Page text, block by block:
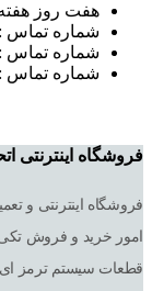
هفت روز هفته ، ۲۴ ساعت شبانه‌روز پاسخگوی
شماره تماس :02155078658|
شماره تماس :09129470388|
شماره تماس :09107472885|
فروشگاه اینترنتی
فروشگاه اینترنتی و
امور خرید و فروش